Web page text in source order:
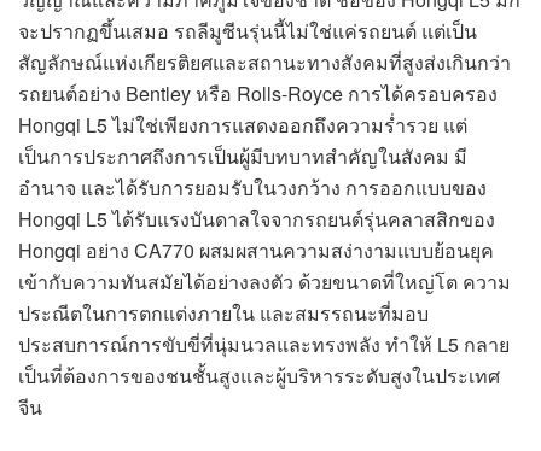
จะปรากฏขึ้นเสมอ รถลีมูซีนรุ่นนี้ไม่ใช่แค่รถยนต์ แต่เป็น
สัญลักษณ์แห่งเกียรติยศและสถานะทางสังคมที่สูงส่งเกินกว่า
รถยนต์อย่าง Bentley หรือ Rolls-Royce การได้ครอบครอง
Hongqi L5 ไม่ใช่เพียงการแสดงออกถึงความร่ำรวย แต่
เป็นการประกาศถึงการเป็นผู้มีบทบาทสำคัญในสังคม มี
อำนาจ และได้รับการยอมรับในวงกว้าง การออกแบบของ
Hongqi L5 ได้รับแรงบันดาลใจจากรถยนต์รุ่นคลาสสิกของ
Hongqi อย่าง CA770 ผสมผสานความสง่างามแบบย้อนยุค
เข้ากับความทันสมัยได้อย่างลงตัว ด้วยขนาดที่ใหญ่โต ความ
ประณีตในการตกแต่งภายใน และสมรรถนะที่มอบ
ประสบการณ์การขับขี่ที่นุ่มนวลและทรงพลัง ทำให้ L5 กลาย
เป็นที่ต้องการของชนชั้นสูงและผู้บริหารระดับสูงในประเทศ
จีน